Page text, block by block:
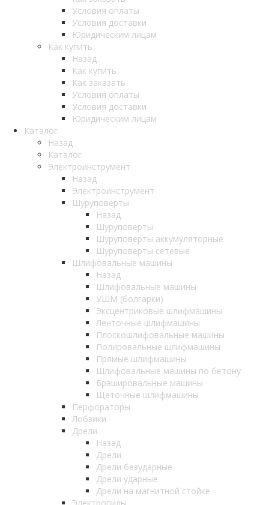
Условия оплаты
Условия доставки
Юридическим лицам
Как купить
Назад
Как купить
Как заказать
Условия оплаты
Условия доставки
Юридическим лицам
Каталог
Назад
Каталог
Электроинструмент
Назад
Электроинструмент
Шуруповерты
Назад
Шуруповерты
Шуруповерты аккумуляторные
Шуруповерты сетевые
Шлифовальные машины
Назад
Шлифовальные машины
УШМ (болгарки)
Эксцентриковые шлифмашины
Ленточные шлифмашины
Плоскошлифовальные машины
Полировальные шлифмашины
Прямые шлифмашины
Шлифовальные машины по бетону
Брашировальные машины
Щеточные шлифмашины
Перфораторы
Лобзики
Дрели
Назад
Дрели
Дрели безударные
Дрели ударные
Дрели на магнитной стойке
Электропилы